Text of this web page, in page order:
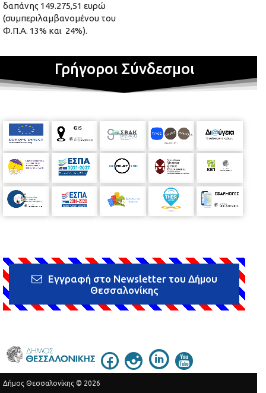
δαπάνης 149.275,51 ευρώ
(συμπεριλαμβανομένου του
Φ.Π.Α. 13% και 24%).
Γρήγοροι Σύνδεσμοι
Εγγραφή στο Newsletter του Δήμου
Θεσσαλονίκης
Δήμος Θεσσαλονίκης © 2026